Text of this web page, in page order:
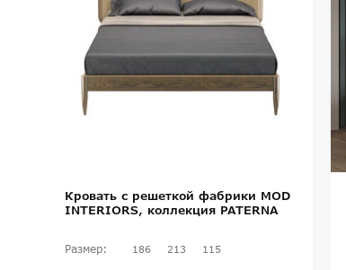
Кровать с решеткой фабрики MOD
INTERIORS, коллекция PATERNA
Размер: 186 213 115